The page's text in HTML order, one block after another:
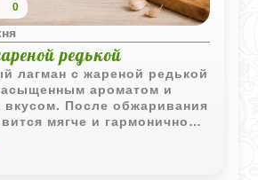
0
редькой
лагман с жареной редькой
ароматом и
вкусом. После обжаривания
мягче и гармонично
мясом, домашней лапшой и